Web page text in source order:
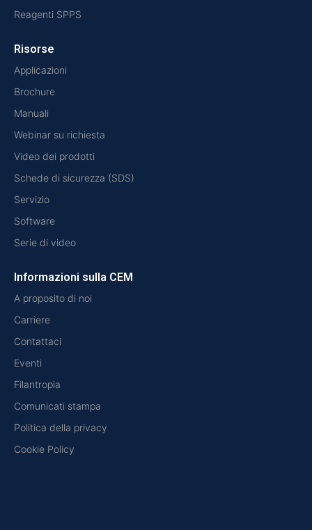
Reagenti SPPS
Risorse
Applicazioni
Brochure
Manuali
Webinar su richiesta
Video dei prodotti
Schede di sicurezza (SDS)
Servizio
Software
Serie di video
Informazioni sulla CEM
A proposito di noi
Carriere
Contattaci
Eventi
Filantropia
Comunicati stampa
Politica della privacy
Cookie Policy